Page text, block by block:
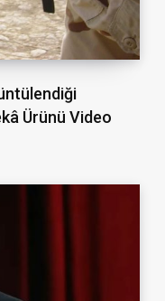
Ürünü Video